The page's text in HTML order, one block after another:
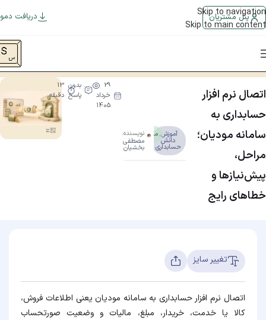
Skip to navigation
Skip to main content
پنل مشتریان دریافت دمو
اتصال نرم افزار حسابداری به سامانه مودیان؛ مراحل،
29
خرداد
1405
... بدون
پاسخ
13
دقیقه
آموزش,
دانش
حسابداری
مبتدینویسنده:
مصطفی
بخشیان
اتصال نرم افزار
حسابداری به
سامانه مودیان؛
مراحل،
پیش‌نیازها و
خطاهای رایج
تغییر سایز
اتصال نرم افزار حسابداری به سامانه مودیان یعنی اطلاعات فروش،
کالا یا خدمت، خریدار، مبلغ، مالیات و وضعیت صورتحساب